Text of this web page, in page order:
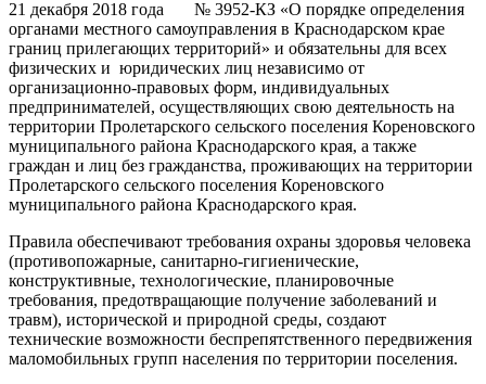
21 декабря 2018 года № 3952-КЗ «О порядке определения
органами местного самоуправления в Краснодарском крае
границ прилегающих территорий» и обязательны для всех
физических и юридических лиц независимо от
организационно-правовых форм, индивидуальных
предпринимателей, осуществляющих свою деятельность на
территории Пролетарского сельского поселения Кореновского
муниципального района Краснодарского края, а также
граждан и лиц без гражданства, проживающих на территории
Пролетарского сельского поселения Кореновского
муниципального района Краснодарского края.
Правила обеспечивают требования охраны здоровья человека
(противопожарные, санитарно-гигиенические,
конструктивные, технологические, планировочные
требования, предотвращающие получение заболеваний и
травм), исторической и природной среды, создают
технические возможности беспрепятственного передвижения
маломобильных групп населения по территории поселения.